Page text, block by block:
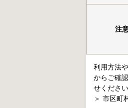
注
利用方法
からご確
せください
＞ 市区町